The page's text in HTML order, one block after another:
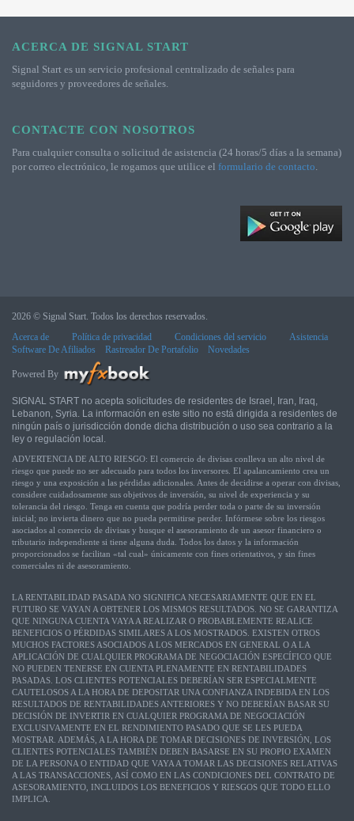
ACERCA DE SIGNAL START
Signal Start es un servicio profesional centralizado de señales para
seguidores y proveedores de señales.
CONTACTE CON NOSOTROS
Para cualquier consulta o solicitud de asistencia (24 horas/5 días a la semana)
por correo electrónico, le rogamos que utilice el formulario de contacto.
2026 © Signal Start. Todos los derechos reservados.
Acerca de
Política de privacidad Condiciones del servicio
Asistencia
Software De Afiliados
Rastreador De Portafolio Novedades
Powered By
SIGNAL START no acepta solicitudes de residentes de Israel, Iran, Iraq,
Lebanon, Syria. La información en este sitio no está dirigida a residentes de
ningún país o jurisdicción donde dicha distribución o uso sea contrario a la
ley o regulación local.
ADVERTENCIA DE ALTO RIESGO: El comercio de divisas conlleva un alto nivel de
riesgo que puede no ser adecuado para todos los inversores. El apalancamiento crea un
riesgo y una exposición a las pérdidas adicionales. Antes de decidirse a operar con divisas,
considere cuidadosamente sus objetivos de inversión, su nivel de experiencia y su
tolerancia del riesgo. Tenga en cuenta que podría perder toda o parte de su inversión
inicial; no invierta dinero que no pueda permitirse perder. Infórmese sobre los riesgos
asociados al comercio de divisas y busque el asesoramiento de un asesor financiero o
tributario independiente si tiene alguna duda. Todos los datos y la información
proporcionados se facilitan «tal cual» únicamente con fines orientativos, y sin fines
comerciales ni de asesoramiento.
LA RENTABILIDAD PASADA NO SIGNIFICA NECESARIAMENTE QUE EN EL
FUTURO SE VAYAN A OBTENER LOS MISMOS RESULTADOS. NO SE GARANTIZA
QUE NINGUNA CUENTA VAYA A REALIZAR O PROBABLEMENTE REALICE
BENEFICIOS O PÉRDIDAS SIMILARES A LOS MOSTRADOS. EXISTEN OTROS
MUCHOS FACTORES ASOCIADOS A LOS MERCADOS EN GENERAL O A LA
APLICACIÓN DE CUALQUIER PROGRAMA DE NEGOCIACIÓN ESPECÍFICO QUE
NO PUEDEN TENERSE EN CUENTA PLENAMENTE EN RENTABILIDADES
PASADAS. LOS CLIENTES POTENCIALES DEBERÍAN SER ESPECIALMENTE
CAUTELOSOS A LA HORA DE DEPOSITAR UNA CONFIANZA INDEBIDA EN LOS
RESULTADOS DE RENTABILIDADES ANTERIORES Y NO DEBERÍAN BASAR SU
DECISIÓN DE INVERTIR EN CUALQUIER PROGRAMA DE NEGOCIACIÓN
EXCLUSIVAMENTE EN EL RENDIMIENTO PASADO QUE SE LES PUEDA
MOSTRAR. ADEMÁS, A LA HORA DE TOMAR DECISIONES DE INVERSIÓN, LOS
CLIENTES POTENCIALES TAMBIÉN DEBEN BASARSE EN SU PROPIO EXAMEN
DE LA PERSONA O ENTIDAD QUE VAYA A TOMAR LAS DECISIONES RELATIVAS
A LAS TRANSACCIONES, ASÍ COMO EN LAS CONDICIONES DEL CONTRATO DE
ASESORAMIENTO, INCLUIDOS LOS BENEFICIOS Y RIESGOS QUE TODO ELLO
IMPLICA.